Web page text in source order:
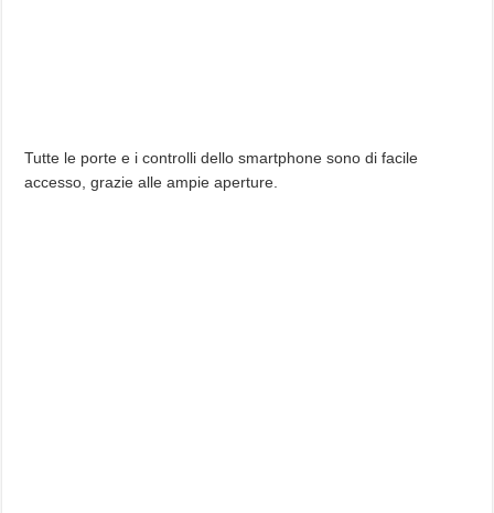
Tutte le porte e i controlli dello smartphone sono di facile
accesso, grazie alle ampie aperture.